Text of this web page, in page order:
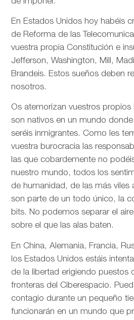
En Estados Unidos hoy habéis
de Reforma de las
vuestra propia Constitución e
Jefferson, Washington, Mill,
Brandeis. Estos sueños deben
nosotros.
Os atemorizan vuestros propios
son nativos en un mundo
seréis inmigrantes. Como les
vuestra burocracia las
las que cobardemente no
nuestro mundo, todos los
de humanidad, de las más viles
son parte de un todo único, la
bits. No podemos separar el
sobre el que las alas baten.
En China, Alemania, Francia,
los Estados Unidos estáis
de la libertad erigiendo puestos
fronteras del Ciberespacio.
contagio durante un pequeño
funcionarán en un mundo que